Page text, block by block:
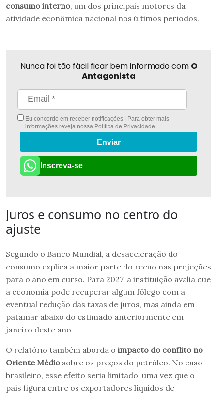
consumo interno, um dos principais motores da
atividade econômica nacional nos últimos períodos.
Nunca foi tão fácil ficar bem informado com O
Antagonista
Eu concordo em receber notificações | Para obter mais
informações reveja nossa Política de Privacidade
Enviar
Inscreva-se
Juros e consumo no centro do
ajuste
Segundo o Banco Mundial, a desaceleração do
consumo explica a maior parte do recuo nas projeções
para o ano em curso. Para 2027, a instituição avalia que
a economia pode recuperar algum fôlego com a
eventual redução das taxas de juros, mas ainda em
patamar abaixo do estimado anteriormente em
janeiro deste ano.
O relatório também aborda o impacto do conflito no
Oriente Médio sobre os preços do petróleo. No caso
brasileiro, esse efeito seria limitado, uma vez que o
país figura entre os exportadores líquidos de